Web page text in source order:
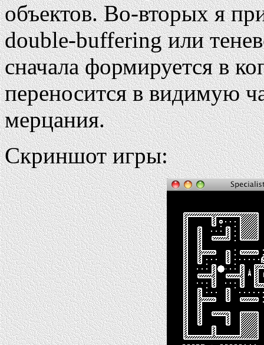
объектов. Во-вторых я
double-buffering или
сначала формируется в
переносится в видимую
мерцания.
Скриншот игры: